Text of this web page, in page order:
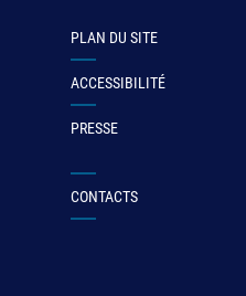
PLAN DU SITE
ACCESSIBILITÉ
PRESSE
CONTACTS